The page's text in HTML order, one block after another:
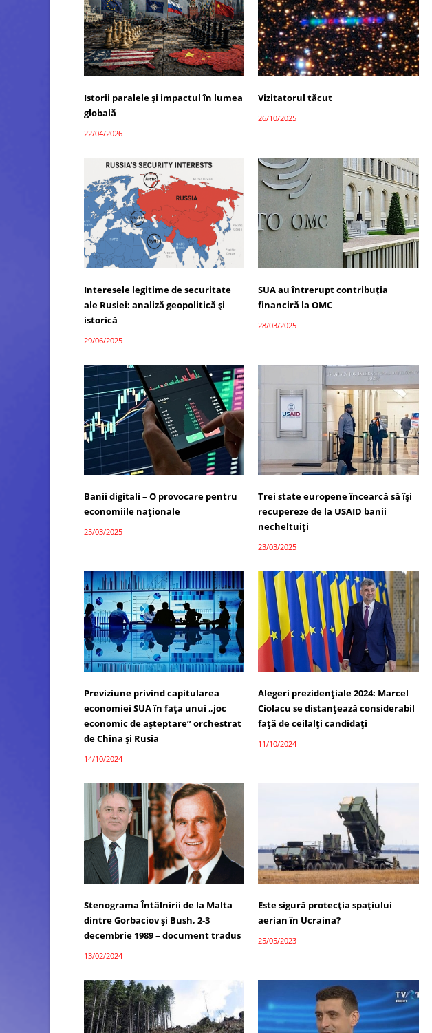
Istorii paralele și impactul în lumea
globală
22/04/2026
Vizitatorul tăcut
26/10/2025
Interesele legitime de securitate
ale Rusiei: analiză geopolitică și
istorică
29/06/2025
SUA au întrerupt contribuția
financiră la OMC
28/03/2025
Banii digitali – O provocare pentru
economiile naționale
25/03/2025
Trei state europene încearcă să își
recupereze de la USAID banii
necheltuiți
23/03/2025
Previziune privind capitularea
economiei SUA în fața unui „joc
economic de așteptare” orchestrat
de China și Rusia
14/10/2024
Alegeri prezidențiale 2024: Marcel
Ciolacu se distanțează considerabil
față de ceilalți candidați
11/10/2024
Stenograma Întâlnirii de la Malta
dintre Gorbaciov și Bush, 2-3
decembrie 1989 – document tradus
13/02/2024
Este sigură protecția spațiului
aerian în Ucraina?
25/05/2023